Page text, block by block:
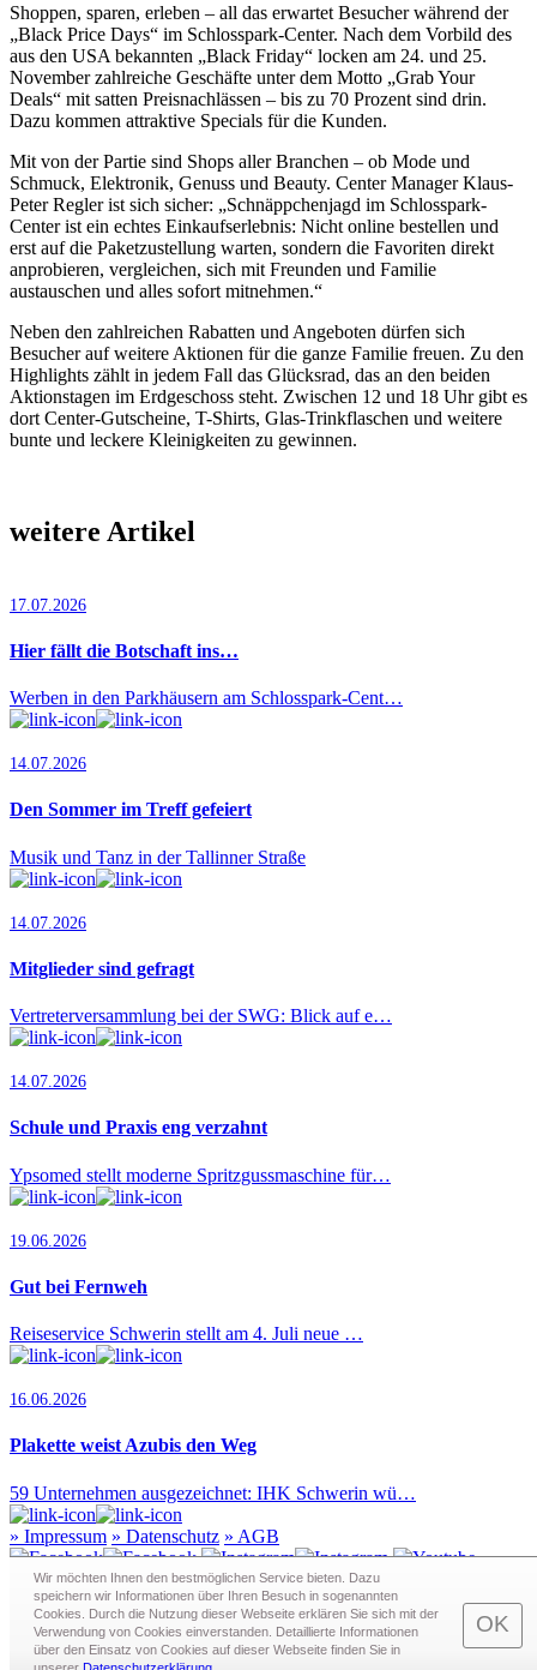
Shoppen, sparen, erleben – all das erwartet Besucher während der
„Black Price Days“ im Schlosspark-Center. Nach dem Vorbild des
aus den USA bekannten „Black Friday“ locken am 24. und 25.
November zahlreiche Geschäfte unter dem Motto „Grab Your
Deals“ mit satten Preisnachlässen – bis zu 70 Prozent sind drin.
Dazu kommen attraktive Specials für die Kunden.
Mit von der Partie sind Shops aller Branchen – ob Mode und
Schmuck, Elektronik, Genuss und Beauty. Center Manager Klaus-
Peter Regler ist sich sicher: „Schnäppchenjagd im Schlosspark-
Center ist ein echtes Einkaufserlebnis: Nicht online bestellen und
erst auf die Paketzustellung warten, sondern die Favoriten direkt
anprobieren, vergleichen, sich mit Freunden und Familie
austauschen und alles sofort mitnehmen.“
Neben den zahlreichen Rabatten und Angeboten dürfen sich
Besucher auf weitere Aktionen für die ganze Familie freuen. Zu den
Highlights zählt in jedem Fall das Glücksrad, das an den beiden
Aktionstagen im Erdgeschoss steht. Zwischen 12 und 18 Uhr gibt es
dort Center-Gutscheine, T-Shirts, Glas-Trinkflaschen und weitere
bunte und leckere Kleinigkeiten zu gewinnen.
weitere Artikel
17.07.2026
Hier fällt die Botschaft ins…
Werben in den Parkhäusern am Schlosspark-Cent…
14.07.2026
Den Sommer im Treff gefeiert
Musik und Tanz in der Tallinner Straße
14.07.2026
Mitglieder sind gefragt
Vertreterversammlung bei der SWG: Blick auf e…
14.07.2026
Schule und Praxis eng verzahnt
Ypsomed stellt moderne Spritzgussmaschine für…
19.06.2026
Gut bei Fernweh
Reiseservice Schwerin stellt am 4. Juli neue …
16.06.2026
Plakette weist Azubis den Weg
59 Unternehmen ausgezeichnet: IHK Schwerin wü…
» Impressum » Datenschutz » AGB
Redaktion · Graf-Schack-Alle 8 · 19053 Schwerin
Telefon:0385 - 63 83 281· Fax: 0385 - 63 83 279 · Mail:
redaktion@schwerin.live
Wir möchten Ihnen den bestmöglichen Service bieten. Dazu
speichern wir Informationen über Ihren Besuch in sogenann­ten
Cookies. Durch die Nutzung dieser Webseite erklären Sie sich mit der
Verwendung von Cookies einverstanden. Detaillierte Informationen
über den Einsatz von Cookies auf dieser Webseite finden Sie in
OK